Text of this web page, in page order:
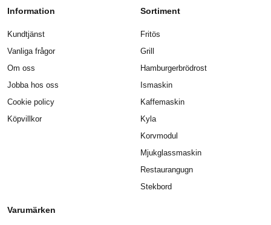
Information
Kundtjänst
Vanliga frågor
Om oss
Jobba hos oss
Cookie policy
Köpvillkor
Sortiment
Fritös
Grill
Hamburgerbrödrost
Ismaskin
Kaffemaskin
Kyla
Korvmodul
Mjukglassmaskin
Restaurangugn
Stekbord
Varumärken